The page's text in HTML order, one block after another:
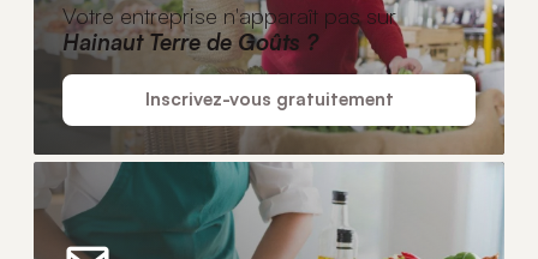
Votre entreprise n'apparaît pas sur
Hainaut Terre de Goûts ?
Inscrivez-vous gratuitement